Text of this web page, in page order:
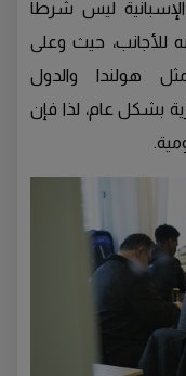
ليس شرطاً
للأجانب، حيث وعلى
هولندا والدول
بشكل عام، لذا فإن